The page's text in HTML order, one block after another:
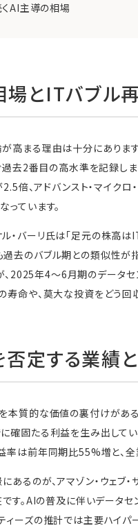
AI主導の相場
場とITバブル
高まる理由は十分にありま
去2番目の高水準を記録し
2.5倍、アドバンスト・マイ
っています。
・バーリ氏は「足元の株高は
去のバブル期との類似性が
、2025年4〜6月期のデータ
寿命や、莫大な投資をどう
否定する業績
本質的な価値の裏付けがあ
確固たる利益を生み出して
は前年同期比55%増と、全
あるのが、アマゾン・ウェブ
です。AIの普及に伴いデータ
ィーズの推計では主要ハイ